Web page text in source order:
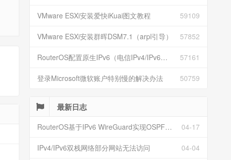
59109
VMware ESXi安装爱快iKuai图文教程
57852
VMware ESXi安装群晖DSM7.1（arpl引导）
57161
RouterOS配置原生IPv6（电信IPv4/IPv6双栈）
50759
登录Microsoft微软账户特别慢的解决办法
最新日志
04-17
RouterOS基于IPv6 WireGuard实现OSPF异地组网
04-04
IPv4/IPv6双栈网络部分网站无法访问